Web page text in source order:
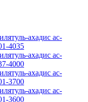
ахадис ас-
4035
ахадис ас-
4000
ахадис ас-
3700
ахадис ас-
3600